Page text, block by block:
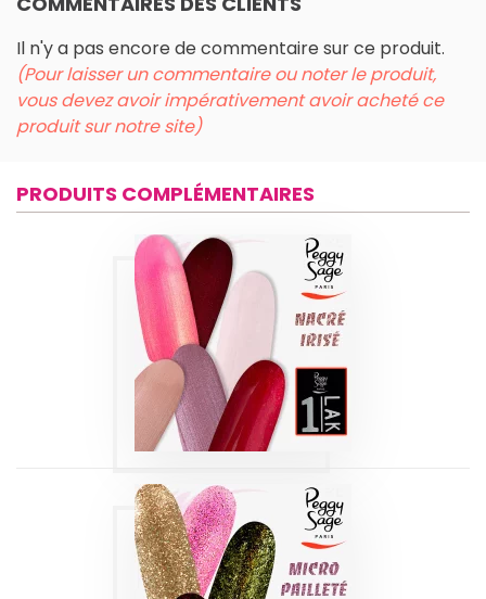
Il n'y a pas encore de commentaire sur ce produit.
(Pour laisser un commentaire ou noter le produit,
vous devez avoir impérativement avoir acheté ce
produit sur notre site)
PRODUITS COMPLÉMENTAIRES
1-LAK 3-EN-1 SÉRIE
| IRISÉS-NACRÉS 5
Produits
1-LAK 3-EN-1 SÉRIE
| MICRO-PAILLETÉ
5 ML